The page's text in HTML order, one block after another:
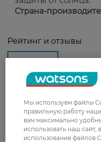
Страна-
Рейтинг и отзывы
5 2
Мы используем файлы
правильную работу
вам максимально
использовать наш сайт,
использование файлов